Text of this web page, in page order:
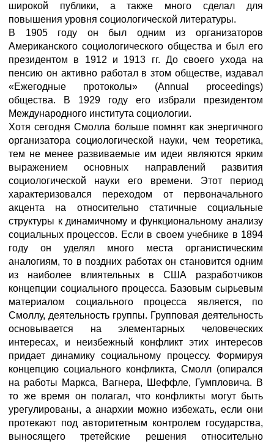
широкой публики, а также много сделал для
повышения уровня социологической литературы.
В 1905 году он был одним из организаторов
Американского социологического общества и был его
президентом в 1912 и 1913 гг. До своего ухода на
пенсию он активно работал в зтом обществе, издавал
«Ежегодные протоколы» (Annual proceedings)
общества. В 1929 году его избрали президентом
Международного института социологии.
Хотя сегодня Смолла больше помнят как энергичного
организатора социологической науки, чем теоретика,
тем не менее развиваемые им идеи являются ярким
выражением основных направлений развития
социологической науки его времени. Этот период
характеризовался переходом от первоначального
акцента на относительно статичные социальные
структуры к динамичному и функциональному анализу
социальных процессов. Если в своем учебнике в 1894
году он уделял много места органистическим
аналогиям, то в поздних работах он становится одним
из наиболее влиятельных в США разработчиков
концепции социального процесса. Базовым сырьевым
материалом социального процесса является, по
Смоллу, деятельность группы. Групповая деятельность
основывается на элементарных человеческих
интересах, и неизбежный конфликт этих интересов
придает динамику социальному процессу. Формируя
концепцию социального конфликта, Смолл (опирался
на работы Маркса, Вагнера, Шеффле, Гумпловича. В
то же время он полагал, что конфликты могут быть
урегулированы, а анархии можно избежать, если они
протекают под авторитетным контролем государства,
выносящего третейские решения относительно